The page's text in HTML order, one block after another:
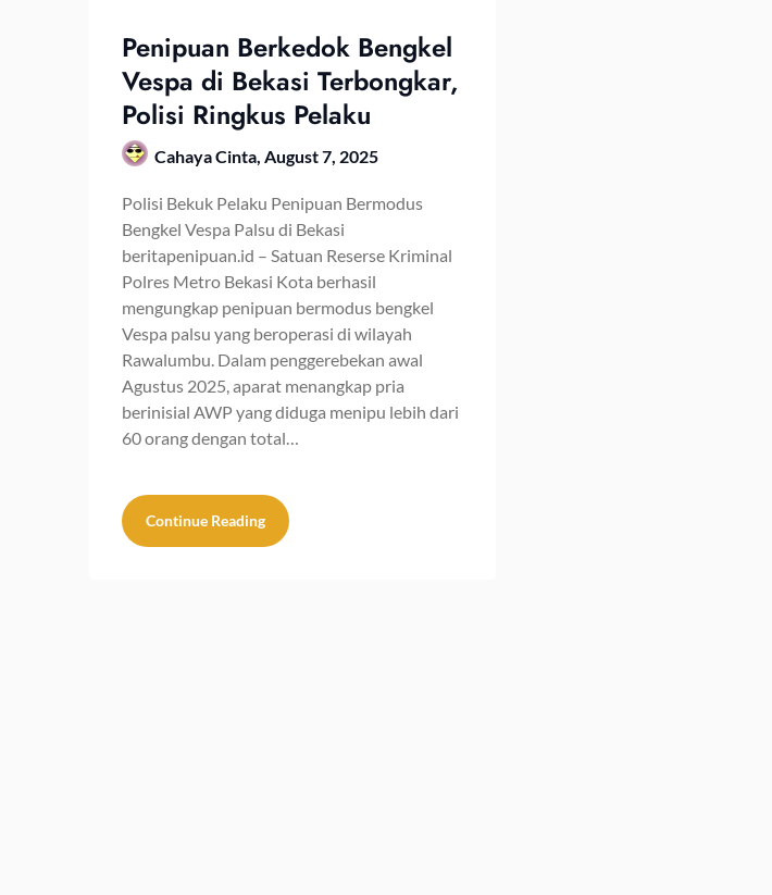
Penipuan Berkedok Bengkel
Vespa di Bekasi Terbongkar,
Polisi Ringkus Pelaku
Cahaya Cinta, August 7, 2025
Polisi Bekuk Pelaku Penipuan Bermodus
Bengkel Vespa Palsu di Bekasi
beritapenipuan.id – Satuan Reserse Kriminal
Polres Metro Bekasi Kota berhasil
mengungkap penipuan bermodus bengkel
Vespa palsu yang beroperasi di wilayah
Rawalumbu. Dalam penggerebekan awal
Agustus 2025, aparat menangkap pria
berinisial AWP yang diduga menipu lebih dari
60 orang dengan total…
Continue Reading